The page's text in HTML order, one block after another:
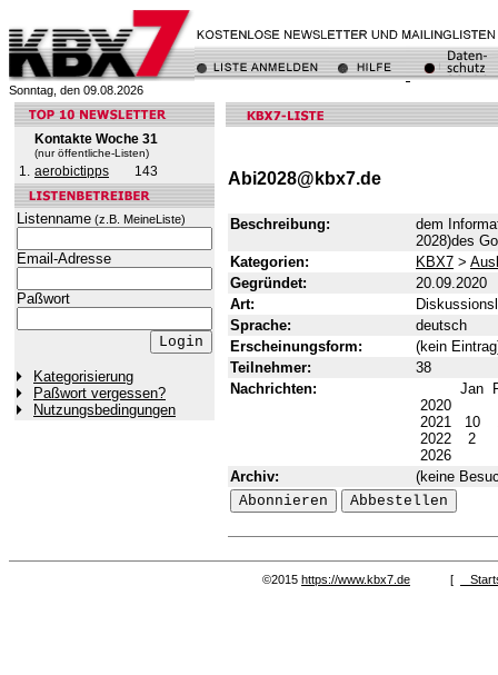
Sonntag, den 09.08.2026
Kontakte Woche 31
(nur öffentliche-Listen)
1. aerobictipps 143
Listenname (z.B. MeineListe)
Email-Adresse
Paßwort
Kategorisierung
Paßwort vergessen?
Nutzungsbedingungen
Abi2028@kbx7.de
Beschreibung:
dem
2028)des
Kategorien:
KBX7 >
Gegründet:
20.09.2020
Art:
Sprache:
deutsch
Erscheinungsform:
(kein
Teilnehmer:
38
Nachrichten:
Jan
2020
2021
10
2022
2
2026
Archiv:
(keine
©2015 https://www.kbx7.de [